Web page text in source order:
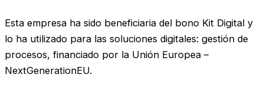
Esta empresa ha sido beneficiaria del bono Kit Digital y
lo ha utilizado para las soluciones digitales: gestión de
procesos, financiado por la Unión Europea –
NextGenerationEU.